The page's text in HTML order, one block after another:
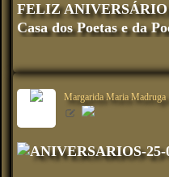
FELIZ
Casa dos Poetas e da
Margarida Maria Madruga